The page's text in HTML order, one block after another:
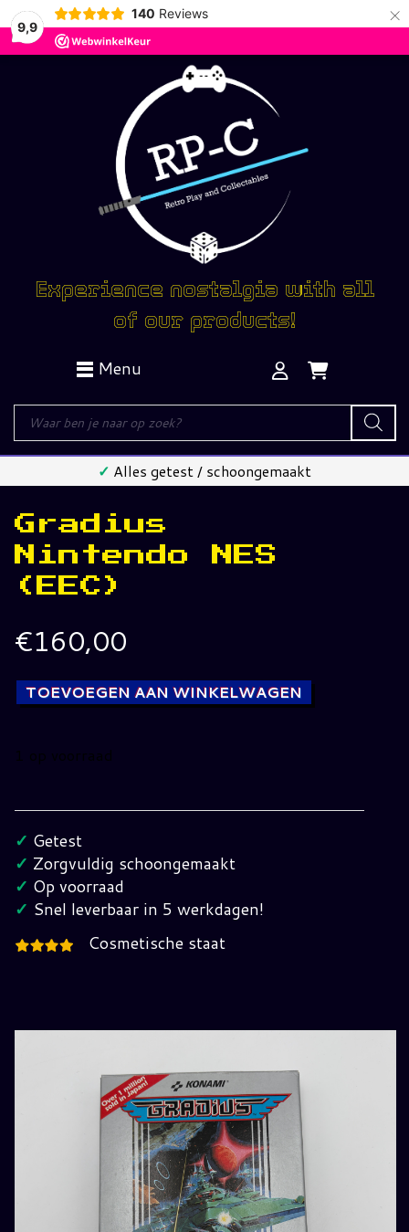
9,9
140 Reviews ×
Experience nostalgia with all
of our products!
Menu
Producten
zoeken
✓ Alles getest / schoongemaakt
Gradius
Nintendo NES
(EEC)
€160,00
TOEVOEGEN AAN WINKELWAGEN
1 op voorraad
Nintendo
NES
(EEC)
hoeveelheid
✓ Getest
✓ Zorgvuldig schoongemaakt
✓ Op voorraad
✓ Snel leverbaar in 5 werkdagen!
Cosmetische staat